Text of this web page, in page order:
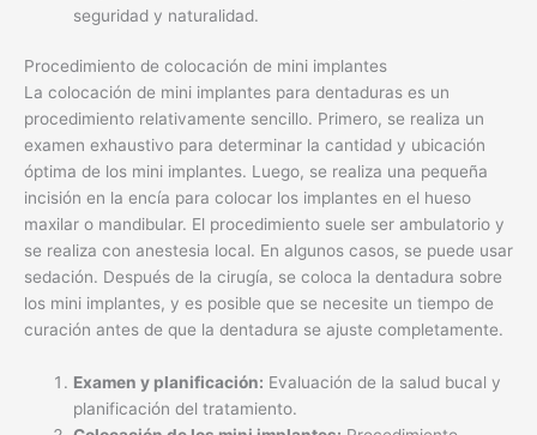
seguridad y naturalidad.
Procedimiento de colocación de mini implantes
La colocación de mini implantes para dentaduras es un
procedimiento relativamente sencillo. Primero, se realiza un
examen exhaustivo para determinar la cantidad y ubicación
óptima de los mini implantes. Luego, se realiza una pequeña
incisión en la encía para colocar los implantes en el hueso
maxilar o mandibular. El procedimiento suele ser ambulatorio y
se realiza con anestesia local. En algunos casos, se puede usar
sedación. Después de la cirugía, se coloca la dentadura sobre
los mini implantes, y es posible que se necesite un tiempo de
curación antes de que la dentadura se ajuste completamente.
Examen y planificación: Evaluación de la salud bucal y
planificación del tratamiento.